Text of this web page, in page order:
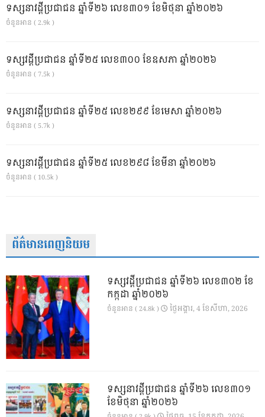
ទស្សនាវដ្ដីប្រជាជន ឆ្នាំទី២៦ លេខ៣០១ ខែមិថុនា ឆ្នាំ២០២៦
ចំនួនអាន ( 2.9k )
ទស្សវដ្តីប្រជាជន ឆ្នាំទី២៥ លេខ៣០០ ខែឧសភា ឆ្នាំ២០២៦
ចំនួនអាន ( 7.5k )
ទស្សនាវដ្ដីប្រជាជន ឆ្នាំទី២៥ លេខ២៩៩ ខែមេសា ឆ្នាំ២០២៦
ចំនួនអាន ( 5.7k )
ទស្សនាវដ្ដីប្រជាជន ឆ្នាំទី២៥ លេខ២៩៨ ខែមីនា ឆ្នាំ២០២៦
ចំនួនអាន ( 10.5k )
ព័ត៌មានពេញនិយម
ទស្សវដ្តីប្រជាជន ឆ្នាំទី២៦ លេខ៣០២ ខែ
កក្កដា ឆ្នាំ២០២៦
ចំនួនអាន ( 24.8k ) ថ្ងៃ​អង្គារ, 4 ខែ​សីហា, 2026
ទស្សនាវដ្ដីប្រជាជន ឆ្នាំទី២៦ លេខ៣០១
ខែមិថុនា ឆ្នាំ២០២៦